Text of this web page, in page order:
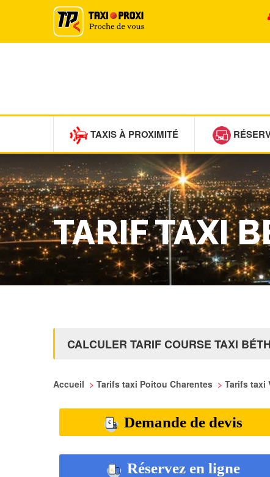
TAXIS À PROXIMITÉ
TARIF TAXI
CALCULER TARIF COURSE TAXI
Accueil > Tarifs taxi Poitou Charentes > Tarifs taxi
Demande de devis
Réservez en ligne